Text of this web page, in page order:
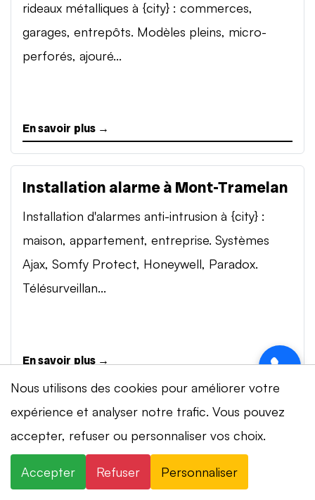
rideaux métalliques à {city} : commerces,
garages, entrepôts. Modèles pleins, micro-
perforés, ajouré...
En savoir plus →
Installation alarme à Mont-Tramelan
Installation d'alarmes anti-intrusion à {city} :
maison, appartement, entreprise. Systèmes
Ajax, Somfy Protect, Honeywell, Paradox.
Télésurveillan...
En savoir plus →
Vidéosurveillance à Mont-Tramelan
Installation de systèmes de vidéosurveillance à
{city} : caméras IP 4K, visionnage smartphone,
Nous utilisons des cookies pour améliorer votre
expérience et analyser notre trafic. Vous pouvez
accepter, refuser ou personnaliser vos choix.
Accepter Refuser Personnaliser
⚡ Intervention en 20 min· 24h/24 · 7j/7 ·
Devis gratuit
+41 78 319 32 82
WhatsApp